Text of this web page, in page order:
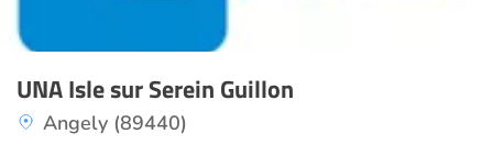
UNA Isle sur Serein Guillon
Angely (89440)